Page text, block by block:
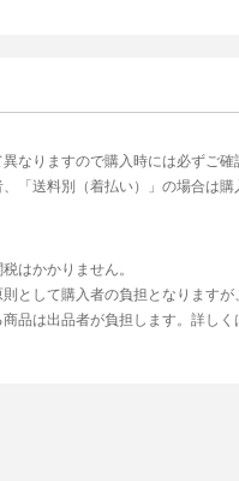
なりますので購入時には必ずご確
「送料別（着払い）」の場合は購
はかかりません。
として購入者の負担となりますが
品は出品者が負担します。詳しく